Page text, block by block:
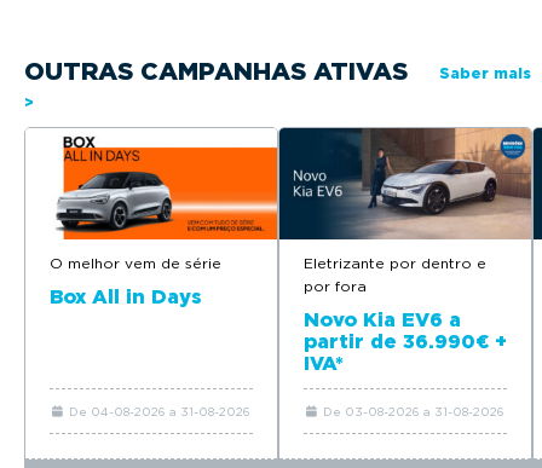
OUTRAS CAMPANHAS ATIVAS
Saber mais
>
O melhor vem de série
Box All in Days
De 04-08-2026 a 31-08-2026
Eletrizante por dentro e
por fora
Novo Kia EV6 a
partir de 36.990€ +
IVA*
De 03-08-2026 a 31-08-2026